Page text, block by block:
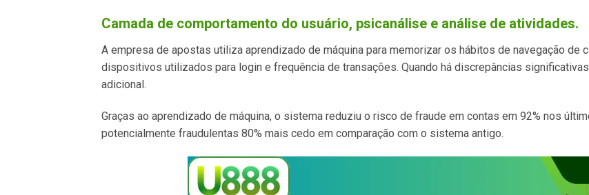
Camada de comportamento do usuário, psicanálise e análise de atividades.
A empresa de apostas utiliza aprendizado de máquina para memorizar os hábitos de navegação de
dispositivos utilizados para login e frequência de transações. Quando há discrepâncias
adicional.
Graças ao aprendizado de máquina, o sistema reduziu o risco de fraude em contas em 92% nos
potencialmente fraudulentas 80% mais cedo em comparação com o sistema antigo.